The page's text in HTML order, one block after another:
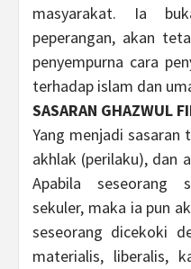
masyarakat. Ia
peperangan, akan
penyempurna cara
terhadap islam dan
SASARAN GHAZWUL
Yang menjadi sasaran
akhlak (perilaku), dan
Apabila seseorang
sekuler, maka ia pun
seseorang dicekoki
materialis, liberalis,